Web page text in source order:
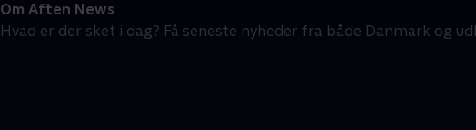
Om Aften News
Hvad er der sket i dag? Få seneste nyheder fra både Danmark og